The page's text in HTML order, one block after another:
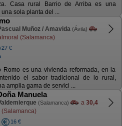
Casa rural Barrio de Arriba es una
sola planta del ...
Muñoz / Amavida (Ávila)
(Salamanca)
27 €
Romo es una vivienda reformada, en la
el sabor tradicional de lo rural,
amplia gama de servici ...
Manuela
(Salamanca) a 30,4
16 €